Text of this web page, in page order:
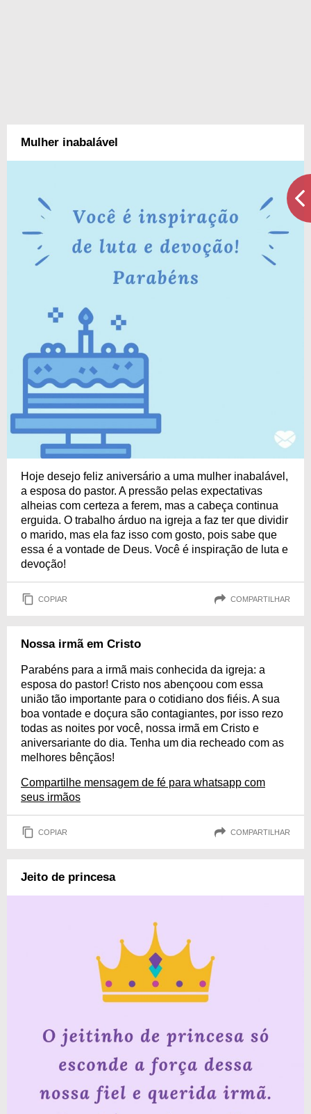
Mulher inabalável
Hoje desejo feliz aniversário a uma mulher inabalável,
a esposa do pastor. A pressão pelas expectativas
alheias com certeza a ferem, mas a cabeça continua
erguida. O trabalho árduo na igreja a faz ter que dividir
o marido, mas ela faz isso com gosto, pois sabe que
essa é a vontade de Deus. Você é inspiração de luta e
devoção!
COPIAR COMPARTILHAR
Nossa irmã em Cristo
Parabéns para a irmã mais conhecida da igreja: a
esposa do pastor! Cristo nos abençoou com essa
união tão importante para o cotidiano dos fiéis. A sua
boa vontade e doçura são contagiantes, por isso rezo
todas as noites por você, nossa irmã em Cristo e
aniversariante do dia. Tenha um dia recheado com as
melhores bênçãos!
Compartilhe mensagem de fé para whatsapp com
seus irmãos
COPIAR COMPARTILHAR
Jeito de princesa